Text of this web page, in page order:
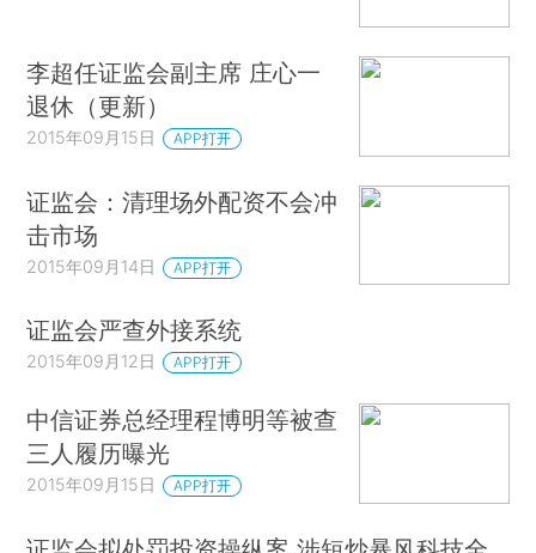
李超任证监会副主席 庄心一
退休（更新）
2015年09月15日 APP打开
证监会：清理场外配资不会冲
击市场
2015年09月14日 APP打开
证监会严查外接系统
2015年09月12日 APP打开
中信证券总经理程博明等被查
三人履历曝光
2015年09月15日 APP打开